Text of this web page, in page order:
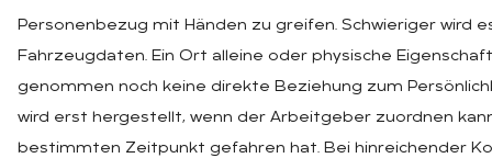
Personenbezug mit Händen zu greifen. Schwieriger wird
Fahrzeugdaten. Ein Ort alleine oder physische
genommen noch keine direkte Beziehung zum
wird erst hergestellt, wenn der Arbeitgeber zuordnen
bestimmten Zeitpunkt gefahren hat. Bei hinreichender